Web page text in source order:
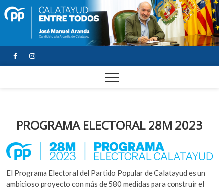
FACEBOOK
YOUTUBE
INSTAGRAM
PROGRAMA ELECTORAL 28M 2023
El Programa Electoral del Partido Popular de Calatayud es un
ambicioso proyecto con más de 580 medidas para construir el